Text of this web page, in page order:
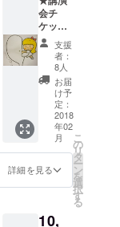
た
い！！
大自然
と絵本
を守り
た
い！！
あなた
のお気
持ちで
この講
演会は
開催す
本当に
会チ
ケット
＋高知
講演会
限定
バッジ
31日の
講演会
のチ
ケット
と限定
バッジ
がセッ
トに
なった
です。
支援
者：
8人
お届
け予
定：
2018
年02
月
詳細を見る
こ
の
リ
タ
ー
ン
を
選
択
す
る
10,